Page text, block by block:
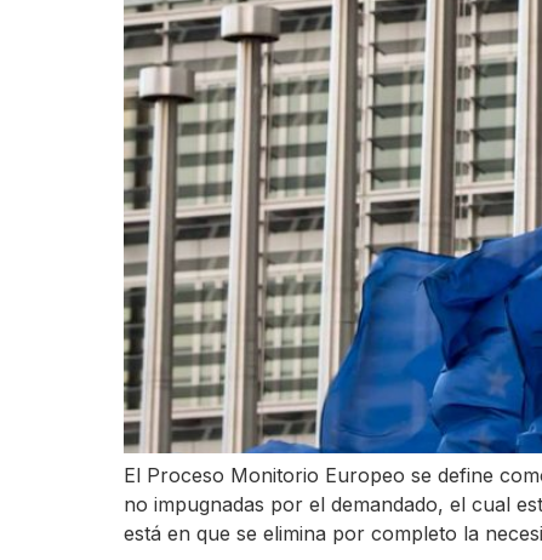
El Proceso Monitorio Europeo se define
no impugnadas por el demandado, el cual
está en que se elimina por completo la